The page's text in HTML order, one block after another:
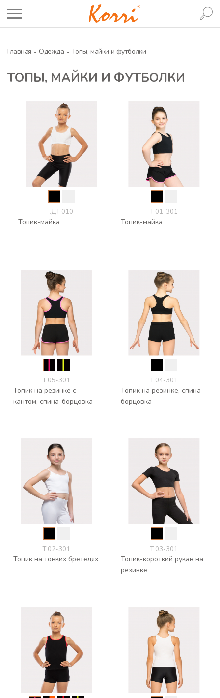
Главная Одежда Топы, майки и футболки
ТОПЫ, МАЙКИ И ФУТБОЛКИ
.ДТ 010
Топик-майка
Т 01-301
Топик-майка
Т 05-301
Топик на резинке с
кантом, спина-борцовка
Т 04-301
Топик на резинке, спина-
борцовка
Т 02-301
Топик на тонких бретелях
Т 03-301
Топик-короткий рукав на
резинке